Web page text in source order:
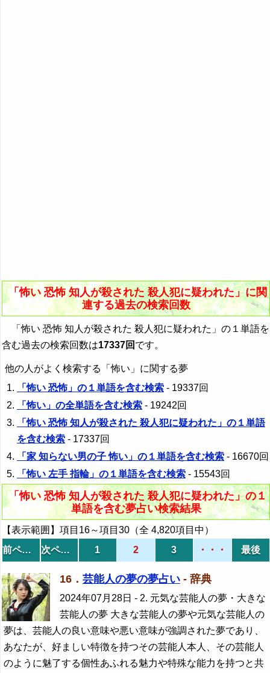
「怖い 恐怖 知人が殺された 殺人犯に疑われた」に関
連する過去の検索回数
「怖い 恐怖 知人が殺された 殺人犯に疑われた」の１単語を
含む過去の検索回数は17337回 です。
他の人がよく検索する「怖い」に関する夢
「怖い 恐怖」の１単語を含む検索 - 19337回
「怖い」の全単語を含む検索 - 19242回
「怖い 恐怖 知人が殺された 殺人犯に疑われた」の１単語
を含む検索 - 17337回
「家 知らない男の子 怖い」の１単語を含む検索 - 16670回
「怖い 左手 指輪」の１単語を含む検索 - 15543回
「怖い 恐怖 知人が殺された 殺人犯に疑われた」の１
単語を含む夢占い検索結果
【表示範囲】項目16～項目30（全 4,820項目中）
前ページ
次ページ 1 2 3 ・・・ 最後
16． 芸能人の夢の夢占い - 辞典
2024年07月28日 - 2. 元気な芸能人の夢・大きな
芸能人の夢 大きな芸能人の夢や元気な芸能人の
夢は、芸能人の良い意味や悪い意味が強調された夢であり、
あなたが、好ましい特徴を持つその芸能人本人、その芸能人
のように魅了する個性あふれる魅力や特殊な能力を持つと共